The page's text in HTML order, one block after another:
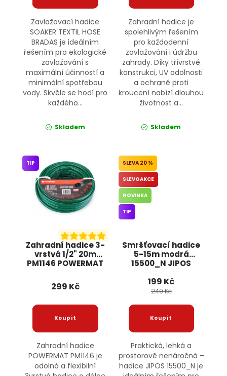
Zavlažovací hadice
SOAKER TEXTIL HOSE
BRADAS je ideálním
řešením pro ekologické
zavlažování s
maximální účinností a
minimální spotřebou
vody. Skvěle se hodí pro
každého...
Skladem
Zahradní hadice je
spolehlivým řešením
pro každodenní
zavlažování i údržbu
zahrady. Díky třívrstvé
konstrukci, UV odolnosti
a ochraně proti
kroucení nabízí dlouhou
životnost a...
Skladem
Zahradní hadice 3-
vrstvá 1/2" 20m
PM1146 POWERMAT
TIP
299 Kč
Zahradní hadice
POWERMAT PM1146 je
odolná a flexibilní
Smršťovací hadice
5-15m modrá
15500_N JIPOS
20 %
SLEVOAKCE
NOVINKA
TIP
199 Kč
249 Kč
Praktická, lehká a
prostorově nenáročná –
hadice JIPOS 15500_N je